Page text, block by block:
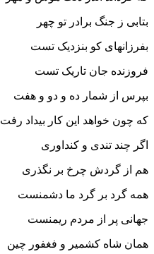
بتابى ز جنگ برادر تو چهر
بفرزانه‏اى کو بنزدیک تست
فروزنده جان تاریک تست‏
بپرس از شمار ده و دو و هفت
که چون خواهد این کار بیداد رفت‏
اگر چند تندى و کنداورى
هم از گردش چرخ بر نگذرى‏
همه گرد بر گرد ما دشمنست
جهانى پر از مردم ریمنست‏
همان شاه کشمیر و فغفور چین